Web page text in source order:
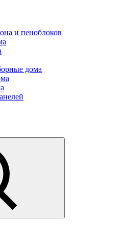
и пеноблоков
дома